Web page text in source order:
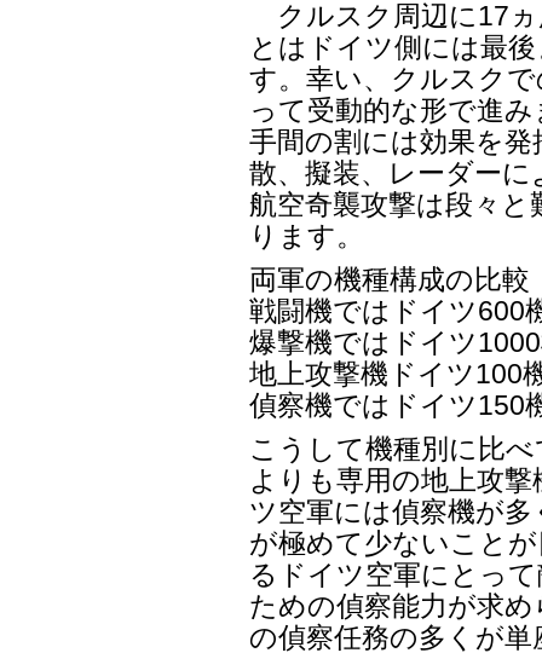
クルスク周辺に17ヵ
とはドイツ側には最
す。幸い、クルスク
って受動的な形で進
手間の割には効果を
散、擬装、レーダー
航空奇襲攻撃は段々
ります。
両軍の機種構成の比較
戦闘機ではドイツ
爆撃機ではドイツ
地上攻撃機ドイツ
偵察機ではドイツ
こうして機種別に比
よりも専用の地上攻
ツ空軍には偵察機が
が極めて少ないこと
るドイツ空軍にとっ
ための偵察能力が求
の偵察任務の多くが